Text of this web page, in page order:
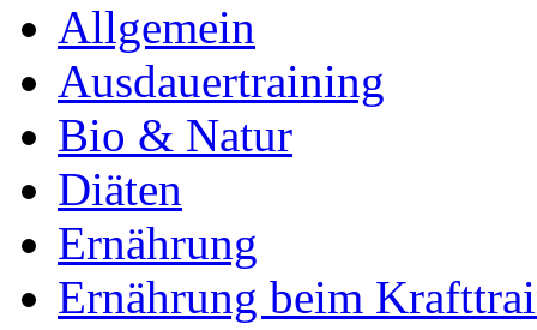
Allgemein
Ausdauertraining
Bio & Natur
Diäten
Ernährung
Ernährung beim